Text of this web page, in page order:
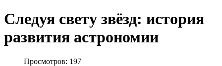
Следуя свету звёзд: история
развития астрономии
Просмотров: 197